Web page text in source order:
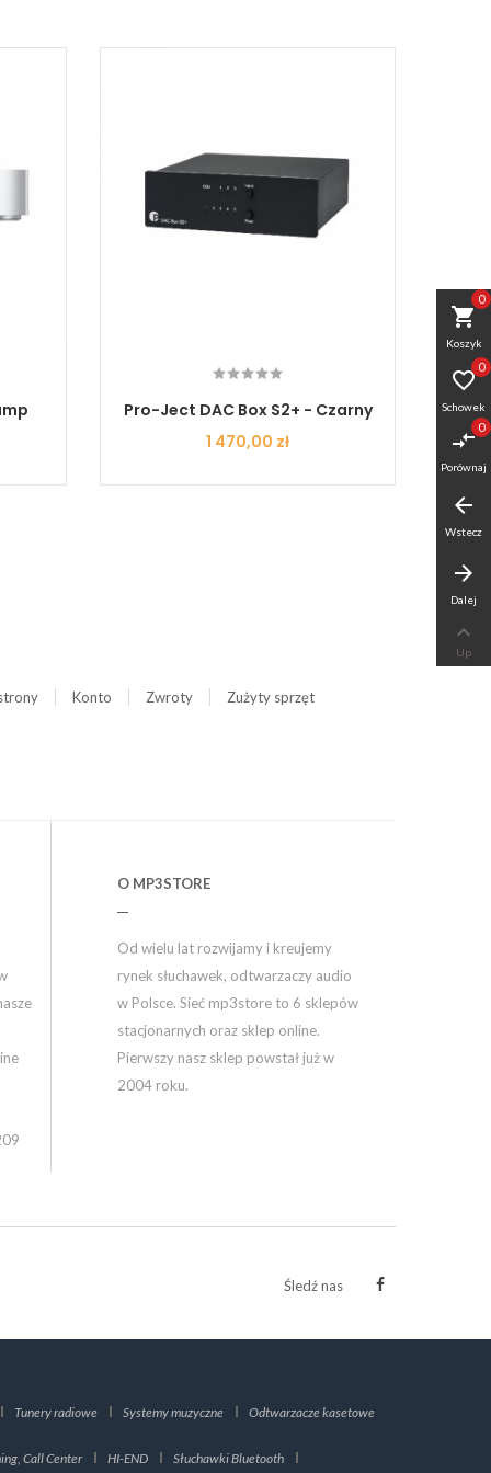
Pro-Ject DAC Box S2+ - Czarny
Cena
1 470,00 zł
T+A
Konto Zwroty
Zużyty sprzęt
O MP3STORE
Od wielu lat rozwijamy i kreujemy
rynek słuchawek, odtwarzaczy audio
w Polsce. Sieć mp3store to 6 sklepów
stacjonarnych oraz sklep online.
Pierwszy nasz sklep powstał już w
2004 roku.
Śledź nas
Tunery radiowe Systemy muzyczne Odtwarzacze kasetowe
Call Center HI-END Słuchawki Bluetooth
shopping_cart
Koszyk
0

Schowek
0
compare_arrows
Porównaj
0
arrow_back
Wstecz
arrow_forward
Dalej

Up